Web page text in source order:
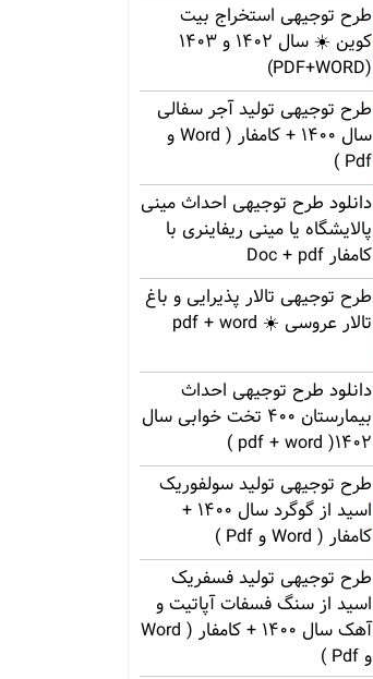
طرح توجیهی استخراج بیت
کوین ☀️ سال 1402 و 1403
(PDF+WORD)
طرح توجیهی تولید آجر سفالی
سال 1400 + کامفار ( Word و
Pdf )
دانلود طرح توجیهی احداث مینی
پالایشگاه یا مینی ریفاینری با
کامفار Doc + pdf
طرح توجیهی تالار پذیرایی و باغ
تالار عروسی ☀️ pdf + word
دانلود طرح توجیهی احداث
بیمارستان 400 تخت خوابی سال
1402( pdf + word )
طرح توجیهی تولید سولفوریک
اسید از گوگرد سال 1400 +
کامفار ( Word و Pdf )
طرح توجیهی تولید فسفریک
اسید از سنگ فسفات آپاتیت و
آهک سال 1400 + کامفار ( Word
و Pdf )